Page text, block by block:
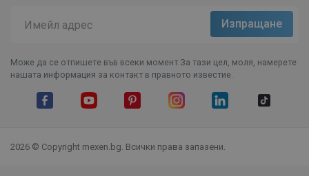
Може да се отпишете във всеки момент.За тази цел, моля, намерете
нашата информация за контакт в правното известие.
2026 © Copyright mexen.bg. Всички права запазени.